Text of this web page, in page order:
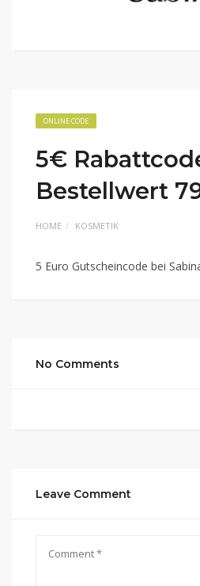
ONLINE CODE
5€
Bestellwert
HOME KOSMETIK
5 Euro Gutscheincode bei
No Comments
Leave Comment